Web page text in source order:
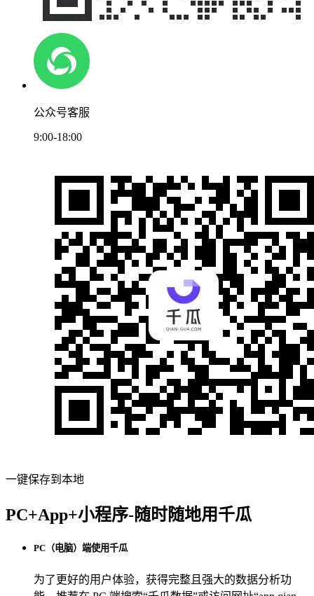
公众号客服
9:00-18:00
一键保存到本地
PC+App+小程序-随时随地用千瓜
PC（电脑）端使用千瓜
为了更好的用户体验，获得完整且强大的数据分析功